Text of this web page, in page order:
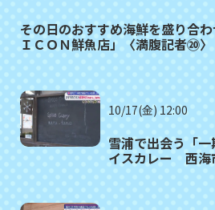
その日のおすすめ海鮮を盛り合
ＩＣＯＮ鮮魚店」〈満腹記者⑳〉
10/17(金) 12:00
雪浦で出会う「
イスカレー 西海